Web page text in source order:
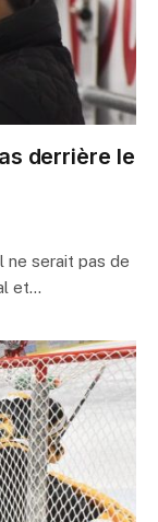
derrière le
ne serait pas de
et…